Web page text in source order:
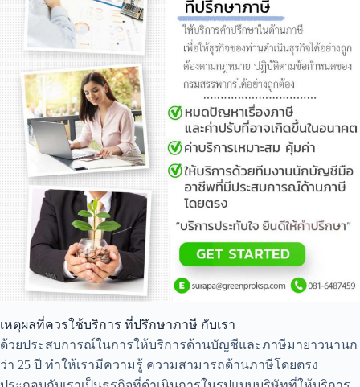
เหตุผลที่ควรใช้บริการ ที่ปรึกษาภาษี กับเรา
ด้วยประสบการณ์ในการให้บริการด้านบัญชีและภาษีมายาวนานก
ว่า 25 ปี ทำให้เรามีความรู้ ความสามารถด้านภาษีโดยตรง